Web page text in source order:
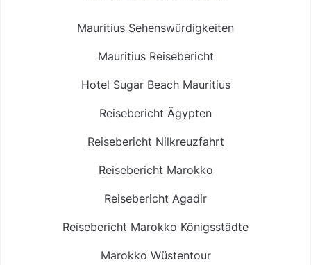
Mauritius Sehenswürdigkeiten
Mauritius Reisebericht
Hotel Sugar Beach Mauritius
Reisebericht Ägypten
Reisebericht Nilkreuzfahrt
Reisebericht Marokko
Reisebericht Agadir
Reisebericht Marokko Königsstädte
Marokko Wüstentour